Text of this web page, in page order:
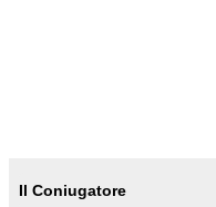
Il Coniugatore